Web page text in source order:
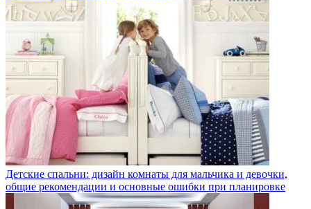
Детские спальни: дизайн комнаты для мальчика и девочки,
общие рекомендации и основные ошибки при планировке